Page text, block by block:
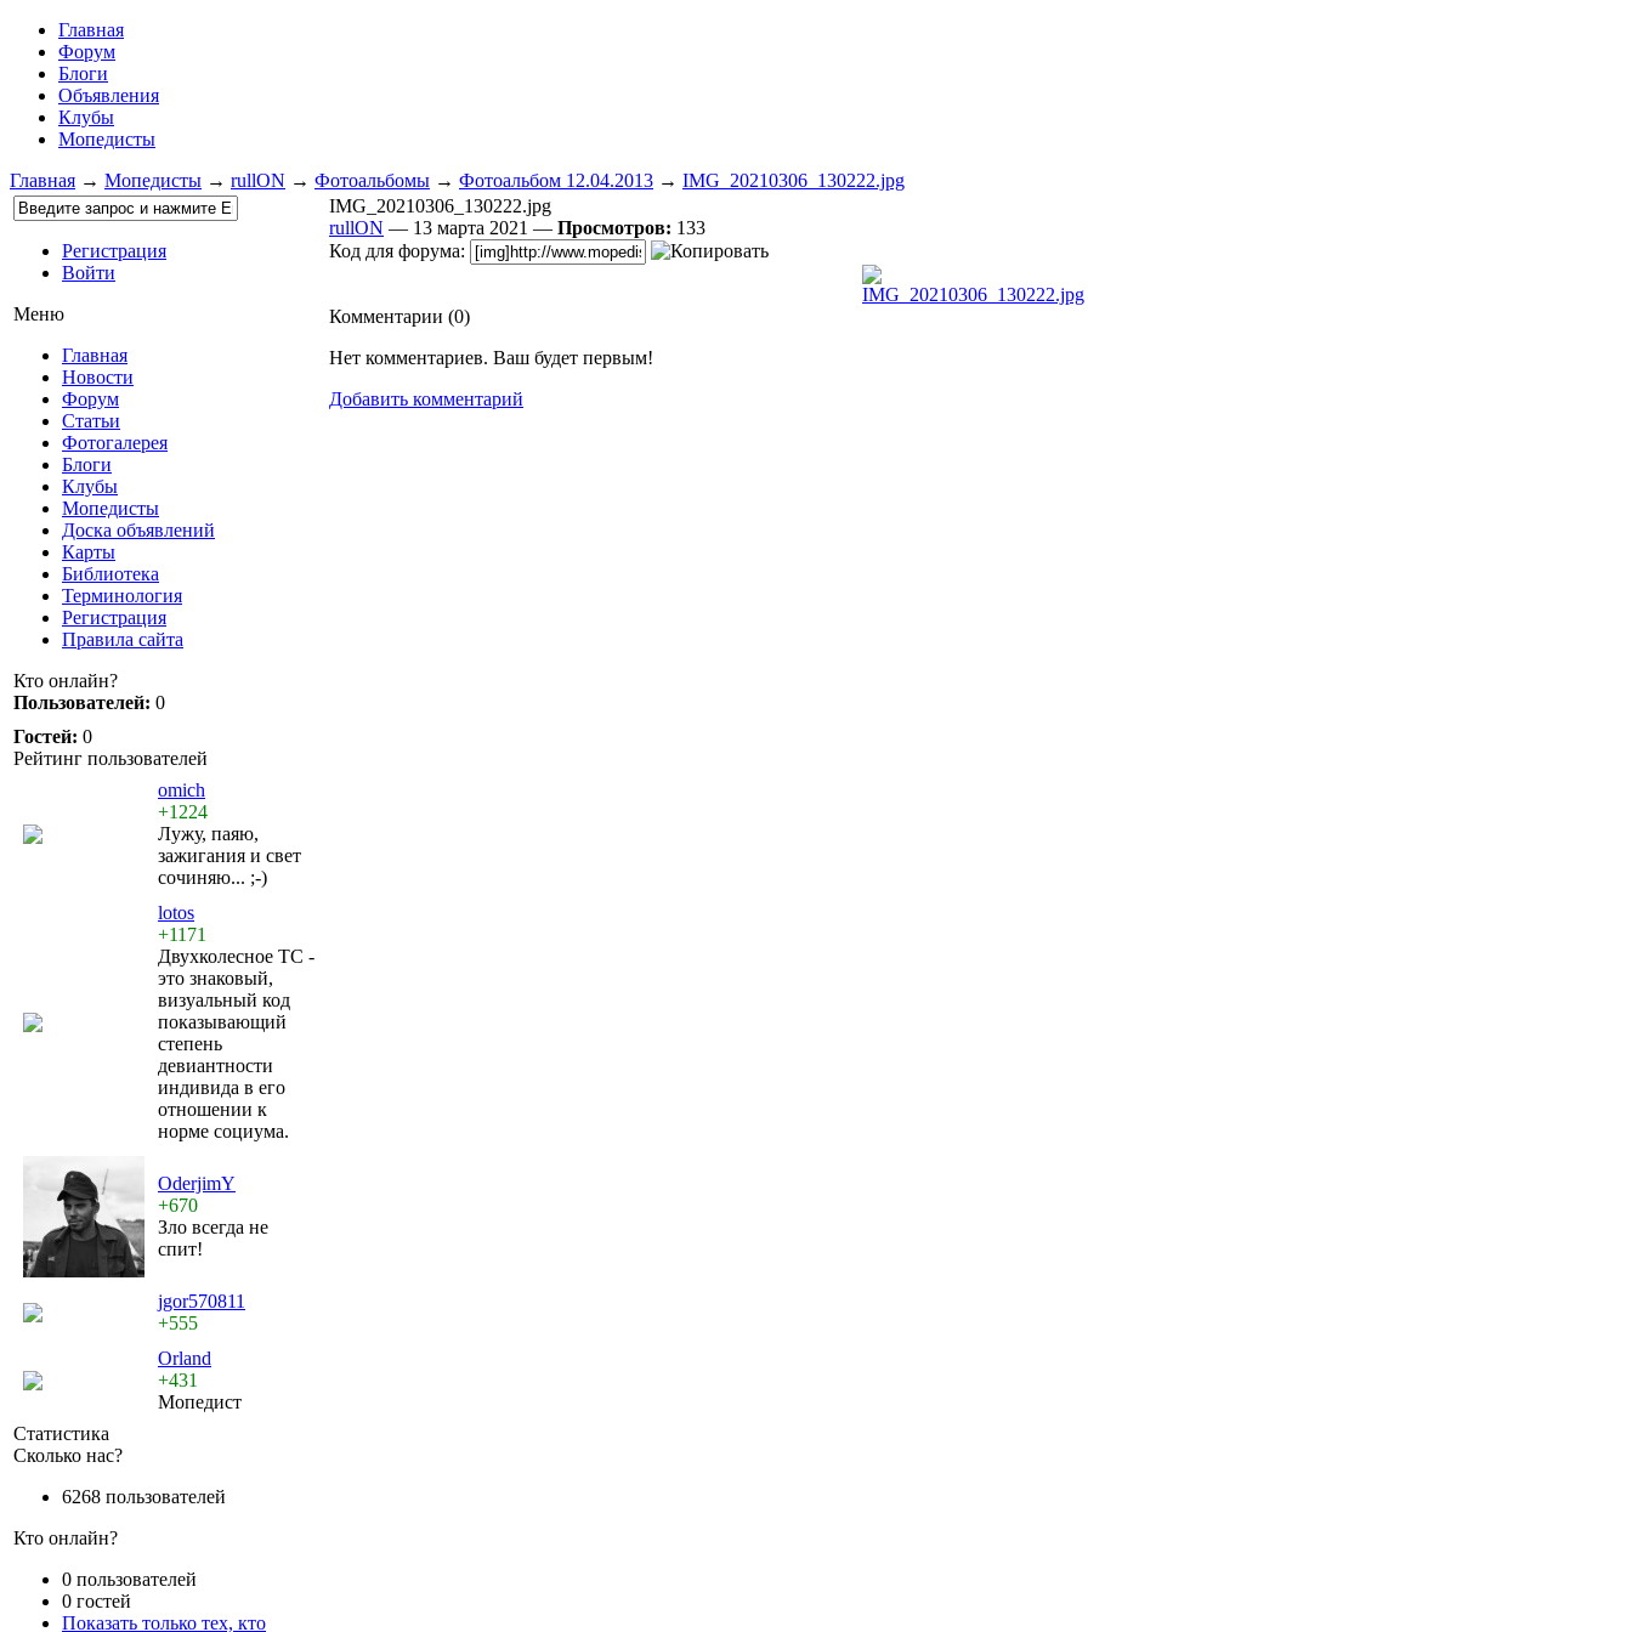
Главная
Форум
Блоги
Объявления
Клубы
Мопедисты
Главная → Мопедисты → rullON → Фотоальбомы → Фотоальбом 12.04.2013 → IMG_20210306_130222.jpg
Регистрация
Войти
Меню
Главная
Новости
Форум
Статьи
Фотогалерея
Блоги
Клубы
Мопедисты
Доска объявлений
Карты
Библиотека
Терминология
Регистрация
Правила сайта
Кто онлайн?
Пользователей: 0
Гостей: 0
Рейтинг пользователей
omich
+1224
Лужу, паяю,
зажигания и свет
сочиняю... ;-)
lotos
+1171
Двухколесное ТС -
это знаковый,
визуальный код
показывающий
степень
девиантности
индивида в его
отношении к
норме социума.
OderjimY
+670
Зло всегда не
спит!
jgor570811
+555
Orland
+431
Мопедист
Статистика
Сколько нас?
6268 пользователей
Кто онлайн?
0 пользователей
0 гостей
Показать только тех, кто
IMG_20210306_130222.jpg
rullON — 13 марта 2021 — Просмотров: 133
Код для форума:
Комментарии (0)
Нет комментариев. Ваш будет первым!
Добавить комментарий